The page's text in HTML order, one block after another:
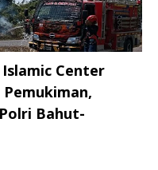
Center
Bahut-